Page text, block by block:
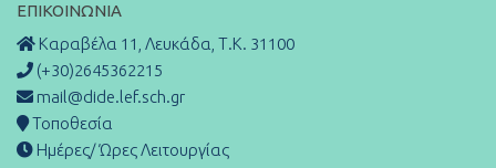
ΕΠΙΚΟΙΝΩΝΊΑ
Καραβέλα 11, Λευκάδα, Τ.Κ. 31100
(+30)2645362215
mail@dide.lef.sch.gr
Τοποθεσία
Ημέρες/ Ώρες Λειτουργίας